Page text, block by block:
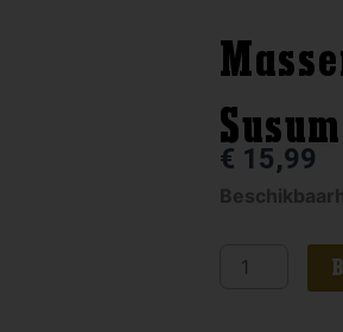
€ 15,99
Masseria
Veli